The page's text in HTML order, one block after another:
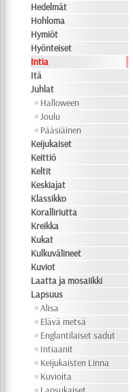
Hedelmät
Hohloma
Hymiöt
Hyönteiset
Intia
Itä
Juhlat
Halloween
Joulu
Pääsiäinen
Keijukaiset
Keittiö
Keltit
Keskiajat
Klassikko
Koralliriutta
Kreikka
Kukat
Kulkuvälineet
Kuviot
Laatta ja mosaiikki
Lapsuus
Alisa
Elävä metsä
Englantilaiset sadut
Intiaanit
Keijukaisten Linna
Kuvioita